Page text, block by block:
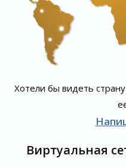
Хотели бы видеть
Виртуальная